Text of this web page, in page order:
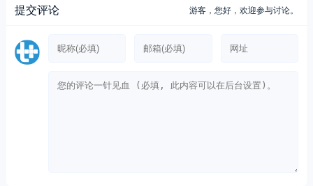
提交评论 游客，您好，欢迎参与讨论。